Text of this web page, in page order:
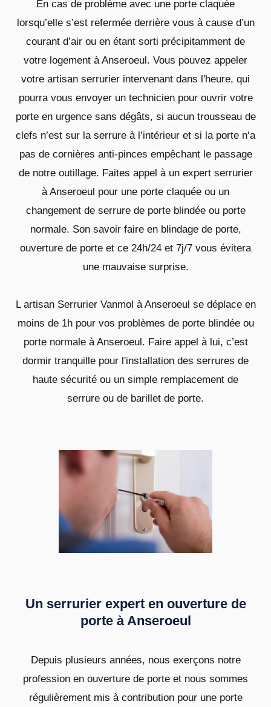
En cas de problème avec une porte claquée
lorsqu’elle s’est refermée derrière vous à cause d’un
courant d’air ou en étant sorti précipitamment de
votre logement à Anseroeul. Vous pouvez appeler
votre artisan serrurier intervenant dans l'heure, qui
pourra vous envoyer un technicien pour ouvrir votre
porte en urgence sans dégâts, si aucun trousseau de
clefs n’est sur la serrure à l’intérieur et si la porte n’a
pas de cornières anti-pinces empêchant le passage
de notre outillage. Faites appel à un expert serrurier
à Anseroeul pour une porte claquée ou un
changement de serrure de porte blindée ou porte
normale. Son savoir faire en blindage de porte,
ouverture de porte et ce 24h/24 et 7j/7 vous évitera
une mauvaise surprise.
L artisan Serrurier Vanmol à Anseroeul se déplace en
moins de 1h pour vos problèmes de porte blindée ou
porte normale à Anseroeul. Faire appel à lui, c’est
dormir tranquille pour l'installation des serrures de
haute sécurité ou un simple remplacement de
serrure ou de barillet de porte.
Un serrurier expert en ouverture de
porte à Anseroeul
Depuis plusieurs années, nous exerçons notre
profession en ouverture de porte et nous sommes
régulièrement mis à contribution pour une porte